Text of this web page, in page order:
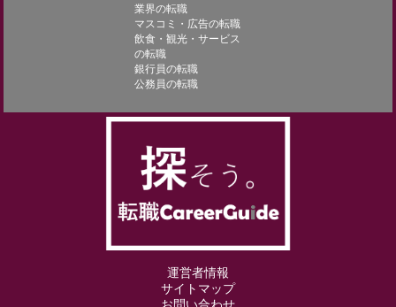
業界の転職
マスコミ・広告の転職
飲食・観光・サービス
の転職
銀行員の転職
公務員の転職
運営者情報
サイトマップ